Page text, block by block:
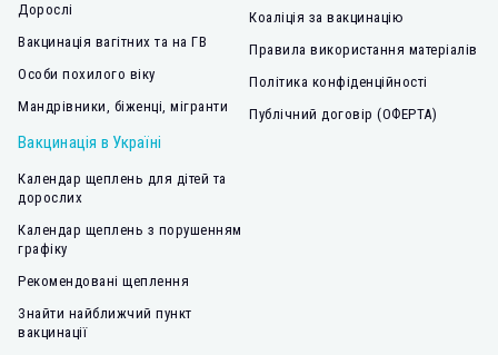
Дорослі
Вакцинація вагітних та на ГВ
Особи похилого віку
Мандрівники, біженці, мігранти
Вакцинація в Україні
Календар щеплень для дітей та
дорослих
Календар щеплень з порушенням
графіку
Рекомендовані щеплення
Знайти найближчий пункт
вакцинації
Коаліція за вакцинацію
Правила використання матеріалів
Політика конфіденційності
Публічний договір (ОФЕРТА)